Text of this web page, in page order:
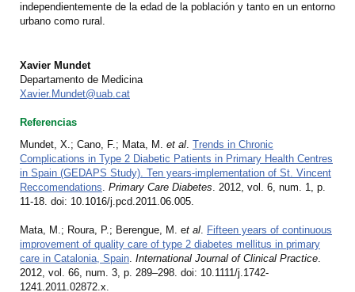
independientemente de la edad de la población y tanto en un entorno
urbano como rural.
Xavier Mundet
Departamento de Medicina
Xavier.Mundet@uab.cat
Referencias
Mundet, X.; Cano, F.; Mata, M. et al. Trends in Chronic
Complications in Type 2 Diabetic Patients in Primary Health Centres
in Spain (GEDAPS Study). Ten years-implementation of St. Vincent
Reccomendations. Primary Care Diabetes. 2012, vol. 6, num. 1, p.
11-18. doi: 10.1016/j.pcd.2011.06.005.
Mata, M.; Roura, P.; Berengue, M. et al. Fifteen years of continuous
improvement of quality care of type 2 diabetes mellitus in primary
care in Catalonia, Spain. International Journal of Clinical Practice.
2012, vol. 66, num. 3, p. 289–298. doi: 10.1111/j.1742-
1241.2011.02872.x.